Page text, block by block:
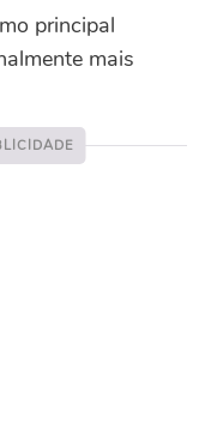
principal
mais